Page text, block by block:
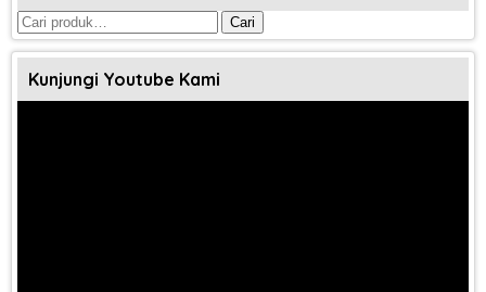
Pencarian
untuk:
Cari
Kunjungi Youtube Kami